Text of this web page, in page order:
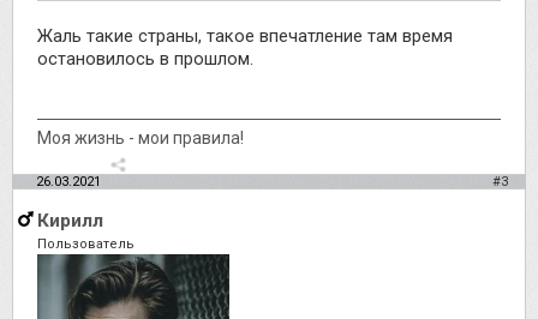
Жаль такие страны, такое впечатление там время
остановилось в прошлом.
Моя жизнь - мои правила!
26.03.2021 #3
Кирилл
Пользователь